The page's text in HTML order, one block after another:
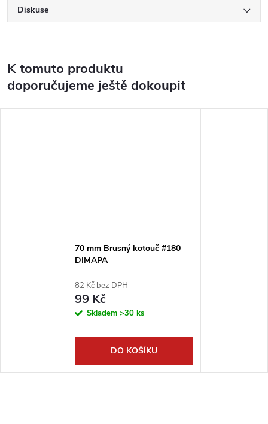
Diskuse
K tomuto produktu
doporučujeme ještě dokoupit
70 mm Brusný kotouč #180
DIMAPA
82 Kč bez DPH
99 Kč
Skladem >30 ks
DO KOŠÍKU